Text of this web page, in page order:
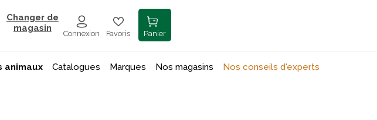
Changer de
magasin
Connexion Favoris Panier
animaux Catalogues Marques Nos magasins Nos conseils d'experts